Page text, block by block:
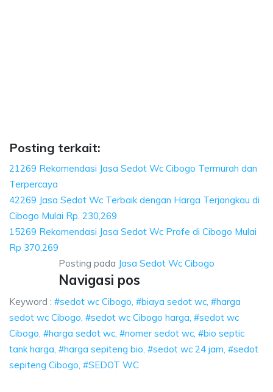
Posting terkait:
21269 Rekomendasi Jasa Sedot Wc Cibogo Termurah dan
Terpercaya
42269 Jasa Sedot Wc Terbaik dengan Harga Terjangkau di
Cibogo Mulai Rp. 230,269
15269 Rekomendasi Jasa Sedot Wc Profe di Cibogo Mulai
Rp 370,269
Posting pada Jasa Sedot Wc Cibogo
Navigasi pos
Keyword : #sedot wc Cibogo, #biaya sedot wc, #harga
sedot wc Cibogo, #sedot wc Cibogo harga, #sedot wc
Cibogo, #harga sedot wc, #nomer sedot wc, #bio septic
tank harga, #harga sepiteng bio, #sedot wc 24 jam, #sedot
sepiteng Cibogo, #SEDOT WC